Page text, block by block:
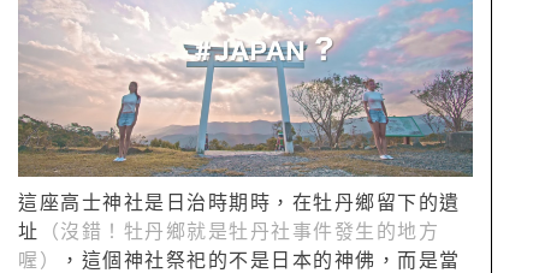
這座高士神社是日治時期時，在牡丹鄉留下的遺
址 （沒錯！牡丹鄉就是牡丹社事件發生的地方
喔）
，這個神社祭祀的不是日本的神佛，而是當